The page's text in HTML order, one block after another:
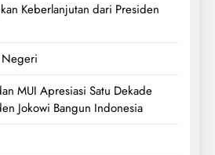
Keberlanjutan dari Presiden
MUI Apresiasi Satu Dekade
Jokowi Bangun Indonesia